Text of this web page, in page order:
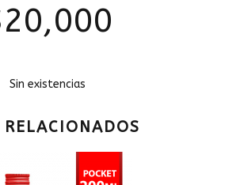
20,000
Sin existencias
RELACIONADOS